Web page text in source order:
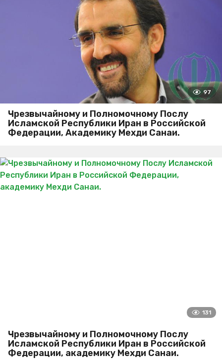
97
Чрезвычайному и Полномочному Послу
Исламской Республики Иран в Российской
Федерации, Академику Мехди Санаи.
131
Чрезвычайному и Полномочному Послу
Исламской Республики Иран в Российской
Федерации, академику Мехди Санаи.